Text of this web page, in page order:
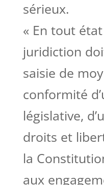
sérieux.
« En tout
juridiction
saisie de
conformité
législative,
droits et
la
aux